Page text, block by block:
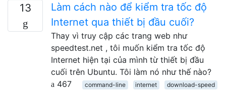
13
Làm cách nào để kiểm tra tốc độ
Internet qua thiết bị đầu cuối?
Thay vì truy cập các trang web như
speedtest.net , tôi muốn kiểm tra tốc độ
Internet hiện tại của mình từ thiết bị đầu
cuối trên Ubuntu. Tôi làm nó như thế nào?
467
command-line internet download-speed